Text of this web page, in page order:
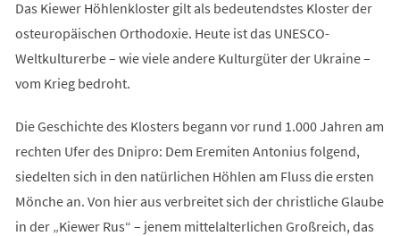
Das Kiewer Höhlenkloster gilt als bedeutendstes Kloster der
osteuropäischen Orthodoxie. Heute ist das UNESCO-
Weltkulturerbe – wie viele andere Kulturgüter der Ukraine –
vom Krieg bedroht.
Die Geschichte des Klosters begann vor rund 1.000 Jahren am
rechten Ufer des Dnipro: Dem Eremiten Antonius folgend,
siedelten sich in den natürlichen Höhlen am Fluss die ersten
Mönche an. Von hier aus verbreitet sich der christliche Glaube
in der „Kiewer Rus“ – jenem mittelalterlichen Großreich, das